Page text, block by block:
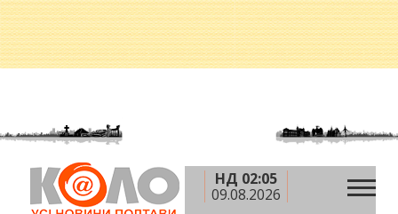
НД 02:05
09.08.2026
Головна » Новини » Гроші »У травні
полтавцям допомагатимуть відкрити власну справу